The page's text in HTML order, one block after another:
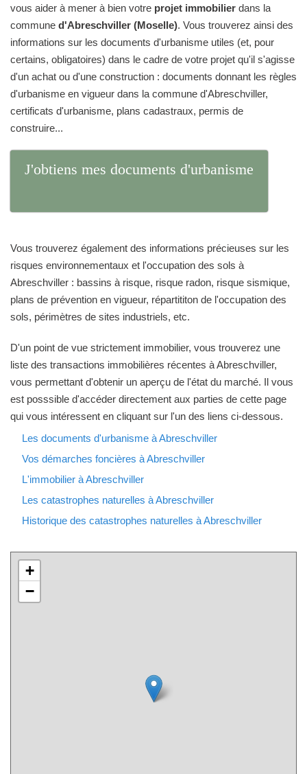
vous aider à mener à bien votre projet immobilier dans la
commune d'Abreschviller (Moselle). Vous trouverez ainsi des
informations sur les documents d'urbanisme utiles (et, pour
certains, obligatoires) dans le cadre de votre projet qu'il s'agisse
d'un achat ou d'une construction : documents donnant les règles
d'urbanisme en vigueur dans la commune d'Abreschviller,
certificats d'urbanisme, plans cadastraux, permis de
construire...
J'obtiens mes documents d'urbanisme
Vous trouverez également des informations précieuses sur les
risques environnementaux et l'occupation des sols à
Abreschviller : bassins à risque, risque radon, risque sismique,
plans de prévention en vigueur, répartititon de l'occupation des
sols, périmètres de sites industriels, etc.
D'un point de vue strictement immobilier, vous trouverez une
liste des transactions immobilières récentes à Abreschviller,
vous permettant d'obtenir un aperçu de l'état du marché. Il vous
est posssible d'accéder directement aux parties de cette page
qui vous intéressent en cliquant sur l'un des liens ci-dessous.
Les documents d'urbanisme à Abreschviller
Vos démarches foncières à Abreschviller
L'immobilier à Abreschviller
Les catastrophes naturelles à Abreschviller
Historique des catastrophes naturelles à Abreschviller
+
−